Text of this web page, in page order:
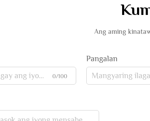
Ang aming
0/100
Pangalan